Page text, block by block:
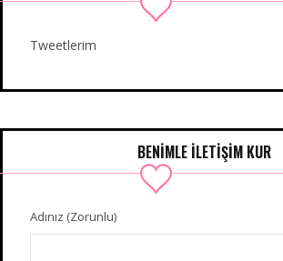
Tweetlerim
BENIMLE İLETIŞIM KUR
Adınız (Zorunlu)